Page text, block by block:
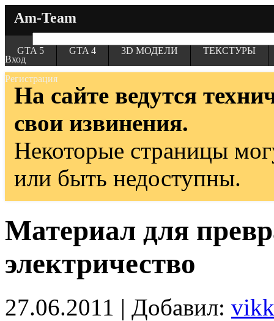
Am-Team
Вход
Регистрация
GTA 5 GTA 4 3D МОДЕЛИ ТЕКСТУРЫ
На сайте ведутся
свои извинения.
Некоторые страницы
или быть недоступны.
Материал для
электричество
27.06.2011 | Добавил: vikk